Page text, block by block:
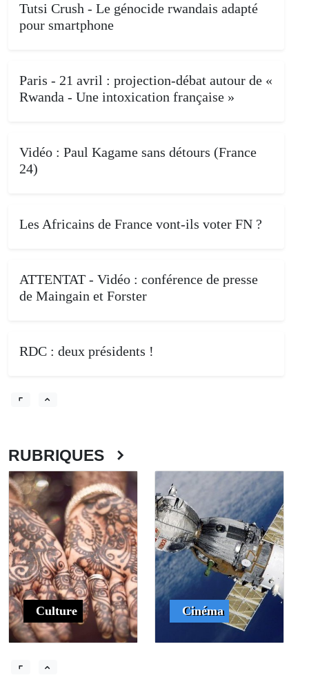
Tutsi Crush - Le génocide rwandais adapté
pour smartphone
Paris - 21 avril : projection-débat autour de «
Rwanda - Une intoxication française »
Vidéo : Paul Kagame sans détours (France
24)
Les Africains de France vont-ils voter FN ?
ATTENTAT - Vidéo : conférence de presse
de Maingain et Forster
RDC : deux présidents !
RUBRIQUES
Culture Cinéma